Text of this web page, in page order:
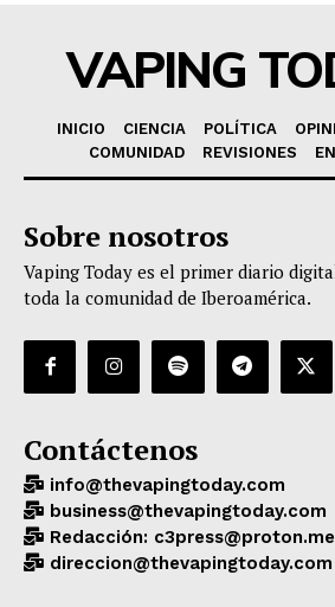
VAPING
INICIO CIENCIA POLÍTICA
COMUNIDAD
REVISIONES
Sobre nosotros
Vaping Today es el primer diario
toda la comunidad de Iberoamérica.
Contáctenos
info@thevapingtoday.com
business@thevapingtoday.com
Redacción: c3press@proton.me
direccion@thevapingtoday.com